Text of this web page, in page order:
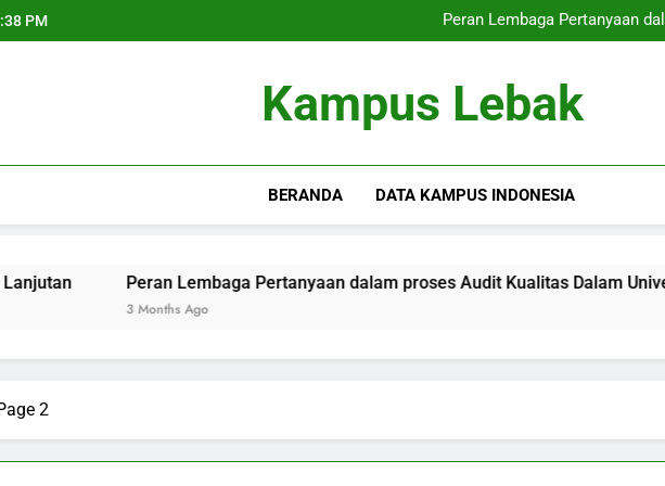
PM
Peran Lembaga Pertanyaan
Kontribusi Pengesahan
Peran Lembaga Pertanyaan
Kontribusi Pengesahan
Kampus Lebak
BERANDA DATA KAMPUS INDONESIA
Peran Lembaga Pertanyaan dalam proses Audit Kualitas Dalam Universitas
3 Months Ago
2